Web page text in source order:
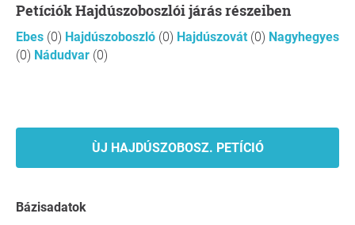
Petíciók Hajdúszoboszlói járás részeiben
Ebes (0) Hajdúszoboszló (0) Hajdúszovát (0) Nagyhegyes
(0) Nádudvar (0)
ÙJ HAJDÚSZOBOSZ. PETÍCIÓ
Bázisadatok